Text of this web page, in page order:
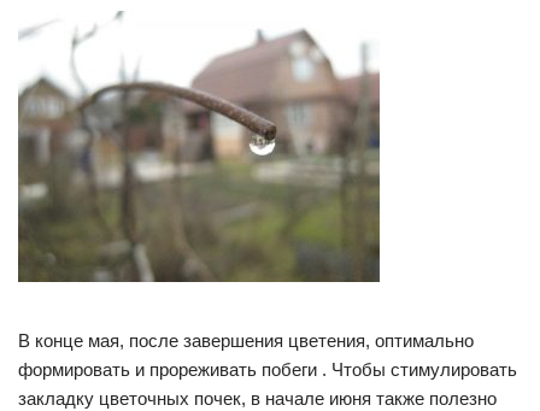
В конце мая, после завершения цветения, оптимально
формировать и прореживать побеги . Чтобы стимулировать
закладку цветочных почек, в начале июня также полезно